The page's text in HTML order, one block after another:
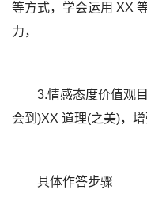
等方式，学会运用 XX
力，
3.情感态度价值观
会到)XX 道理(之美)，
具体作答步骤